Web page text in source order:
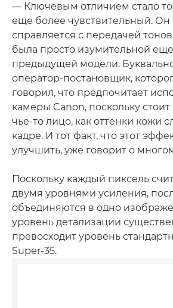
— Ключевым отличием стало
еще более чувствительный.
справляется с передачей
была просто изумительной еще
предыдущей модели.
оператор-постановщик,
говорил, что предпочитает
камеры Canon, поскольку стоит
чье-то лицо, как оттенки кожи
кадре. И тот факт, что этот
улучшить, уже говорит о
Поскольку каждый пиксель
двумя уровнями усиления,
объединяются в одно
уровень детализации
превосходит уровень
Super-35.